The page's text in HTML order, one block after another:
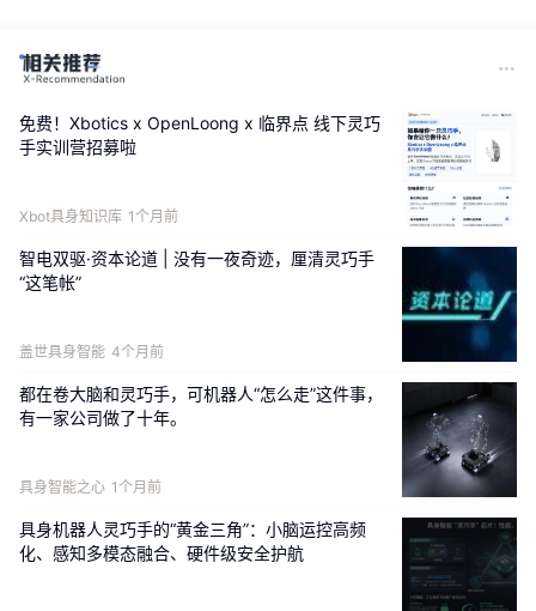
让这只手的运动范围与精细程度达到了超越人手
瞬间感知外部力的变化，完成顺应性操作，进而
Kapandji对
，Revo 3可以完成人手能
做到的各类精细捏取动作，从日常物品拾取到精
密零件装配，动作流畅，控制精准。
展台前排起
的交流队伍，说明了这只手在国际同行眼中的分
免费！Xbotics x OpenLoong x 临界点 线下灵巧
手实训营招募啦
Xbot具身知识库 1个月前
智电双驱·资本论道 | 没有一夜奇迹，厘清灵巧手
“这笔帐”
盖世具身智能 4个月前
都在卷大脑和灵巧手，可机器人“怎么走”这件事，
有一家公司做了十年。
具身智能之心 1个月前
具身机器人灵巧手的“黄金三角”：小脑运控高频
化、感知多模态融合、硬件级安全护航